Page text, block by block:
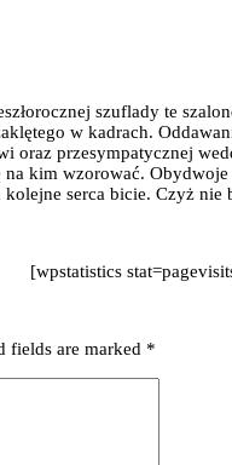
szuflady te
w kadrach.
oraz przesympatycznej
na kim wzorować.
serca bicie. Czyż nie
[wpstatistics
fields are marked *